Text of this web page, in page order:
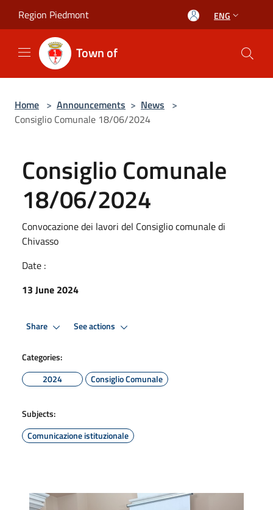
Region Piedmont ENG
Town of
Home > Announcements > News >
Consiglio Comunale 18/06/2024
Consiglio Comunale
18/06/2024
Convocazione dei lavori del Consiglio comunale di
Chivasso
Date :
13 June 2024
Share See actions
Categories:
2024
Consiglio Comunale
Subjects:
Comunicazione istituzionale